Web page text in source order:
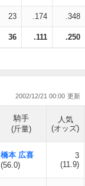
23 .174 .348
36 .111 .250
2002/12/21 00:00
騎手
(斤量)
人気
(オッズ)
橋本 広喜
(56.0)
3
(11.9)